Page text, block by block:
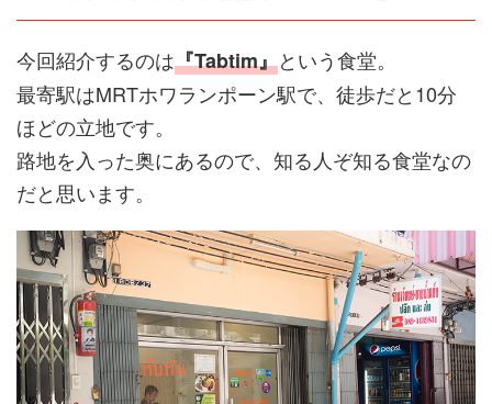
今回紹介するのは『Tabtim』という食堂。
最寄駅はMRTホワランポーン駅で、徒歩だと10分
ほどの立地です。
路地を入った奥にあるので、知る人ぞ知る食堂なの
だと思います。